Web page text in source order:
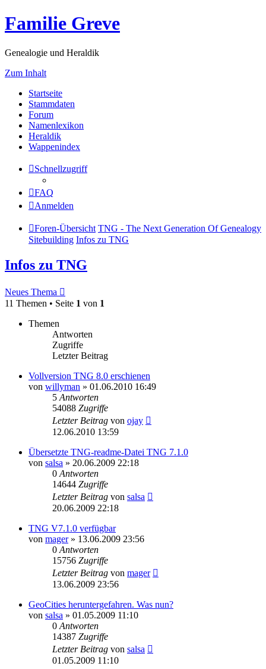
Familie Greve
Genealogie und Heraldik
Zum Inhalt
Startseite
Stammdaten
Forum
Namenlexikon
Heraldik
Wappenindex
Schnellzugriff
FAQ
Anmelden
Foren-Übersicht TNG - The Next Generation Of Genealogy
Sitebuilding Infos zu TNG
Infos zu TNG
Neues Thema
11 Themen • Seite 1 von 1
Themen
Antworten
Zugriffe
Letzter Beitrag
Vollversion TNG 8.0 erschienen
von willyman » 01.06.2010 16:49
5 Antworten
54088 Zugriffe
Letzter Beitrag von ojay
12.06.2010 13:59
Übersetzte TNG-readme-Datei TNG 7.1.0
von salsa » 20.06.2009 22:18
0 Antworten
14644 Zugriffe
Letzter Beitrag von salsa
20.06.2009 22:18
TNG V7.1.0 verfügbar
von mager» 13.06.2009 23:56
0 Antworten
15756 Zugriffe
Letzter Beitrag von mager
13.06.2009 23:56
GeoCities heruntergefahren. Was nun?
von salsa » 01.05.2009 11:10
0 Antworten
14387 Zugriffe
Letzter Beitrag von salsa
01.05.2009 11:10